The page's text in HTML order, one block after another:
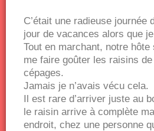
C’était une radieuse journée
jour de vacances alors que
Tout en marchant, notre hôte
me faire goûter les raisins
cépages.
Jamais je n’avais vécu cela.
Il est rare d’arriver juste au
le raisin arrive à complète
endroit, chez une personne